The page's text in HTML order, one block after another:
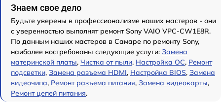
Знаем свое дело
Будьте уверены в профессионализме наших мастеров - они
с уверенностью выполнят ремонт Sony VAIO VPC-CW1E8R.
По данным наших мастеров в Самаре по ремонту Sony,
наиболее востребованы следующие услуги: Замена
материнской платы, Чистка от пыли, Настройка ОС, Ремонт
подсветки, Замена разъема HDMI, Настройка BIOS, Замена
видеочипа, Ремонт разъема питания, Замена видеокарты,
Ремонт цепей питания.